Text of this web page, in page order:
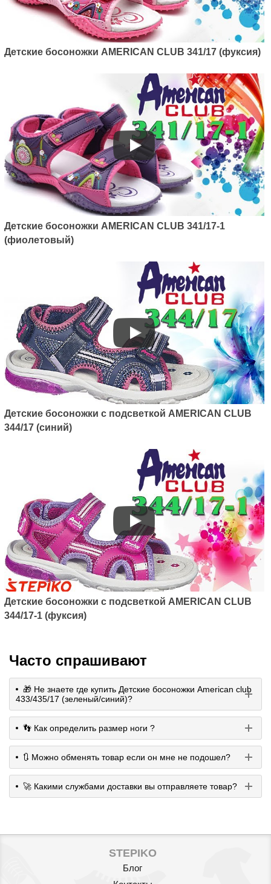
Детские босоножки AMERICAN CLUB 341/17 (фуксия)
Детские босоножки AMERICAN CLUB 341/17-1
(фиолетовый)
Детские босоножки с подсветкой AMERICAN CLUB
344/17 (синий)
Детские босоножки с подсветкой AMERICAN CLUB
344/17-1 (фуксия)
Часто спрашивают
🎁 Не знаете где купить Детские босоножки American club
433/435/17 (зеленый/синий)?
👣 Как определить размер ноги ?
🔃 Можно обменять товар если он мне не подошел?
🚀 Какими службами доставки вы отправляете товар?
STEPIKO
Блог